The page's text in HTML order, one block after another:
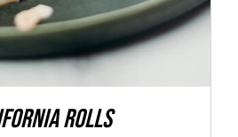
Rolls